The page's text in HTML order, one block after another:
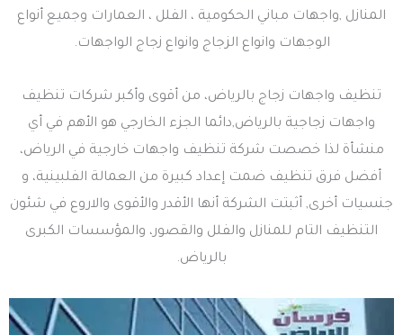
المنازل ,واجهات مباني الحكومية ، الفلل ، العمارات وجميع أنواع
الوجهات وانواع الزجاج وانواع زجاج الواجهات.
تنظيف واجهات زجاج بالرياض، من أقوى وأكبر شركات تنظيف
واجهات زجاجية بالرياض,دائما الجزء الخارجي هو الأهم في أي
منشأة لذا خصصت شركة تنظيف واجهات خارجية في الرياض،
أفضل فرق تنظيف ضمت إعداد كبيرة من العمالة الفلبينية، و
جنسيات أخرى, أثبتت الشركة أنها الأقدر والأقوى والاروع في شئون
التنظيف التام للمنازل والفلل والقصور، والمؤسسات الكبرى
بالرياض.